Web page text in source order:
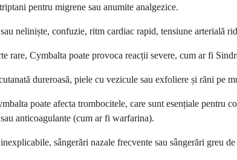
pentru migrene sau anumite analgezice.
neliniște, confuzie, ritm cardiac rapid, tensiune arterială
rare, Cymbalta poate provoca reacții severe, cum ar fi
dureroasă, piele cu vezicule sau exfoliere și răni pe
poate afecta trombocitele, care sunt esențiale pentru
anticoagulante (cum ar fi warfarina).
sângerări nazale frecvente sau sângerări greu